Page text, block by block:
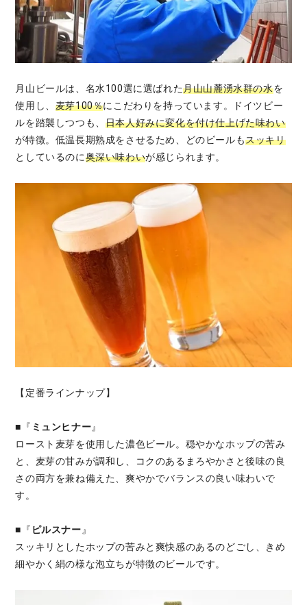
月山ビールは、名水100選に選ばれた月山山麓湧水群の水を
使用し、 麦芽100％にこだわりを持っています。ドイツビー
ルを踏襲しつつも、 日本人好みに変化を付け仕上げた味わい
が特徴。低温長期熟成をさせるため、どのビールもスッキリ
としているのに奥深い味わいが感じられます。
【定番ラインナップ】
■『 ミュンヒナー』
ロースト麦芽を使用した濃色ビール。穏やかなホップの苦み
と、麦芽の甘みが調和し、コクのあるまろやかさと後味の良
さの両方を兼ね備えた、爽やかでバランスの良い味わいで
す。
■『 ピルスナー 』
スッキリとしたホップの苦みと爽快感のあるのどごし、きめ
細やかく絹の様な泡立ちが特徴のビールです。